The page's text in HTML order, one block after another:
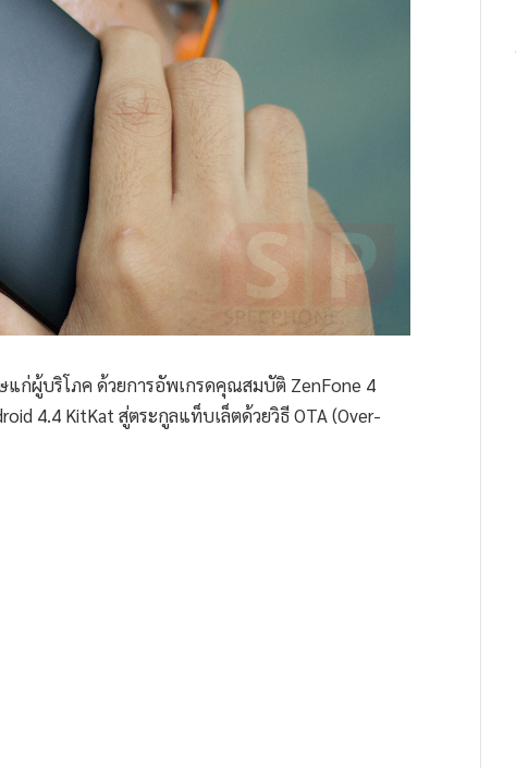
ก่ผู้บริโภค ด้วยการอัพเกรดคุณสมบัติ ZenFone 4
4.4 KitKat สู่ตระกูลแท็บเล็ตด้วยวิธี OTA (Over-